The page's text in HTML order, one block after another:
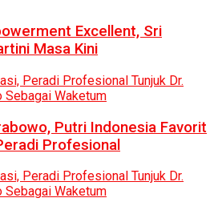
Excellent, Sri
Masa Kini
Putri Indonesia Favorit
Profesional